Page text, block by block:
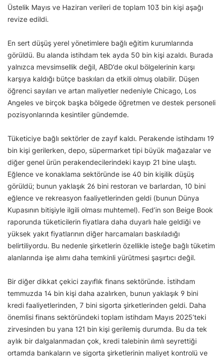
Üstelik Mayıs ve Haziran verileri de toplam 103 bin kişi aşağı
revize edildi.
En sert düşüş yerel yönetimlere bağlı eğitim kurumlarında
görüldü. Bu alanda istihdam tek ayda 50 bin kişi azaldı. Burada
yalnızca mevsimsellik değil, ABD’de okul bölgelerinin karşı
karşıya kaldığı bütçe baskıları da etkili olmuş olabilir. Düşen
öğrenci sayıları ve artan maliyetler nedeniyle Chicago, Los
Angeles ve birçok başka bölgede öğretmen ve destek personeli
pozisyonlarında kesintiler gündemde.
Tüketiciye bağlı sektörler de zayıf kaldı. Perakende istihdamı 19
bin kişi gerilerken, depo, süpermarket tipi büyük mağazalar ve
diğer genel ürün perakendecilerindeki kayıp 21 bine ulaştı.
Eğlence ve konaklama sektöründe ise 40 bin kişilik düşüş
görüldü; bunun yaklaşık 26 bini restoran ve barlardan, 10 bini
eğlence ve rekreasyon faaliyetlerinden geldi (bunun Dünya
Kupasının bitişiyle ilgili olması muhtemel). Fed’in son Beige Book
raporunda tüketicilerin fiyatlara daha duyarlı hale geldiği ve
yüksek yakıt fiyatlarının diğer harcamaları baskıladığı
belirtiliyordu. Bu nedenle şirketlerin özellikle isteğe bağlı tüketim
alanlarında işe alımı daha temkinli yürütmesi şaşırtıcı değil.
Bir diğer dikkat çekici zayıflık finans sektöründe. İstihdam
temmuzda 14 bin kişi daha azalırken, bunun yaklaşık 9 bini
kredi faaliyetlerinden, 7 bini sigorta şirketlerinden geldi. Daha
önemlisi finans sektöründeki toplam istihdam Mayıs 2025’teki
zirvesinden bu yana 121 bin kişi gerilemiş durumda. Bu da tek
aylık bir dalgalanmadan çok, kredi talebinin ılımlı seyrettiği
ortamda bankaların ve sigorta şirketlerinin maliyet kontrolü ve